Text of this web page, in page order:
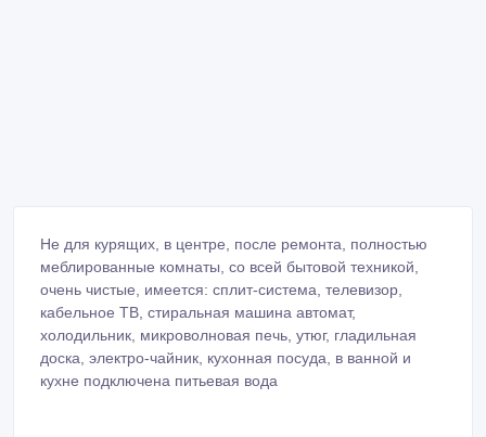
Не для курящих, в центре, после ремонта, полностью
меблированные комнаты, со всей бытовой техникой,
очень чистые, имеется: сплит-система, телевизор,
кабельное ТВ, стиральная машина автомат,
холодильник, микроволновая печь, утюг, гладильная
доска, электро-чайник, кухонная посуда, в ванной и
кухне подключена питьевая вода